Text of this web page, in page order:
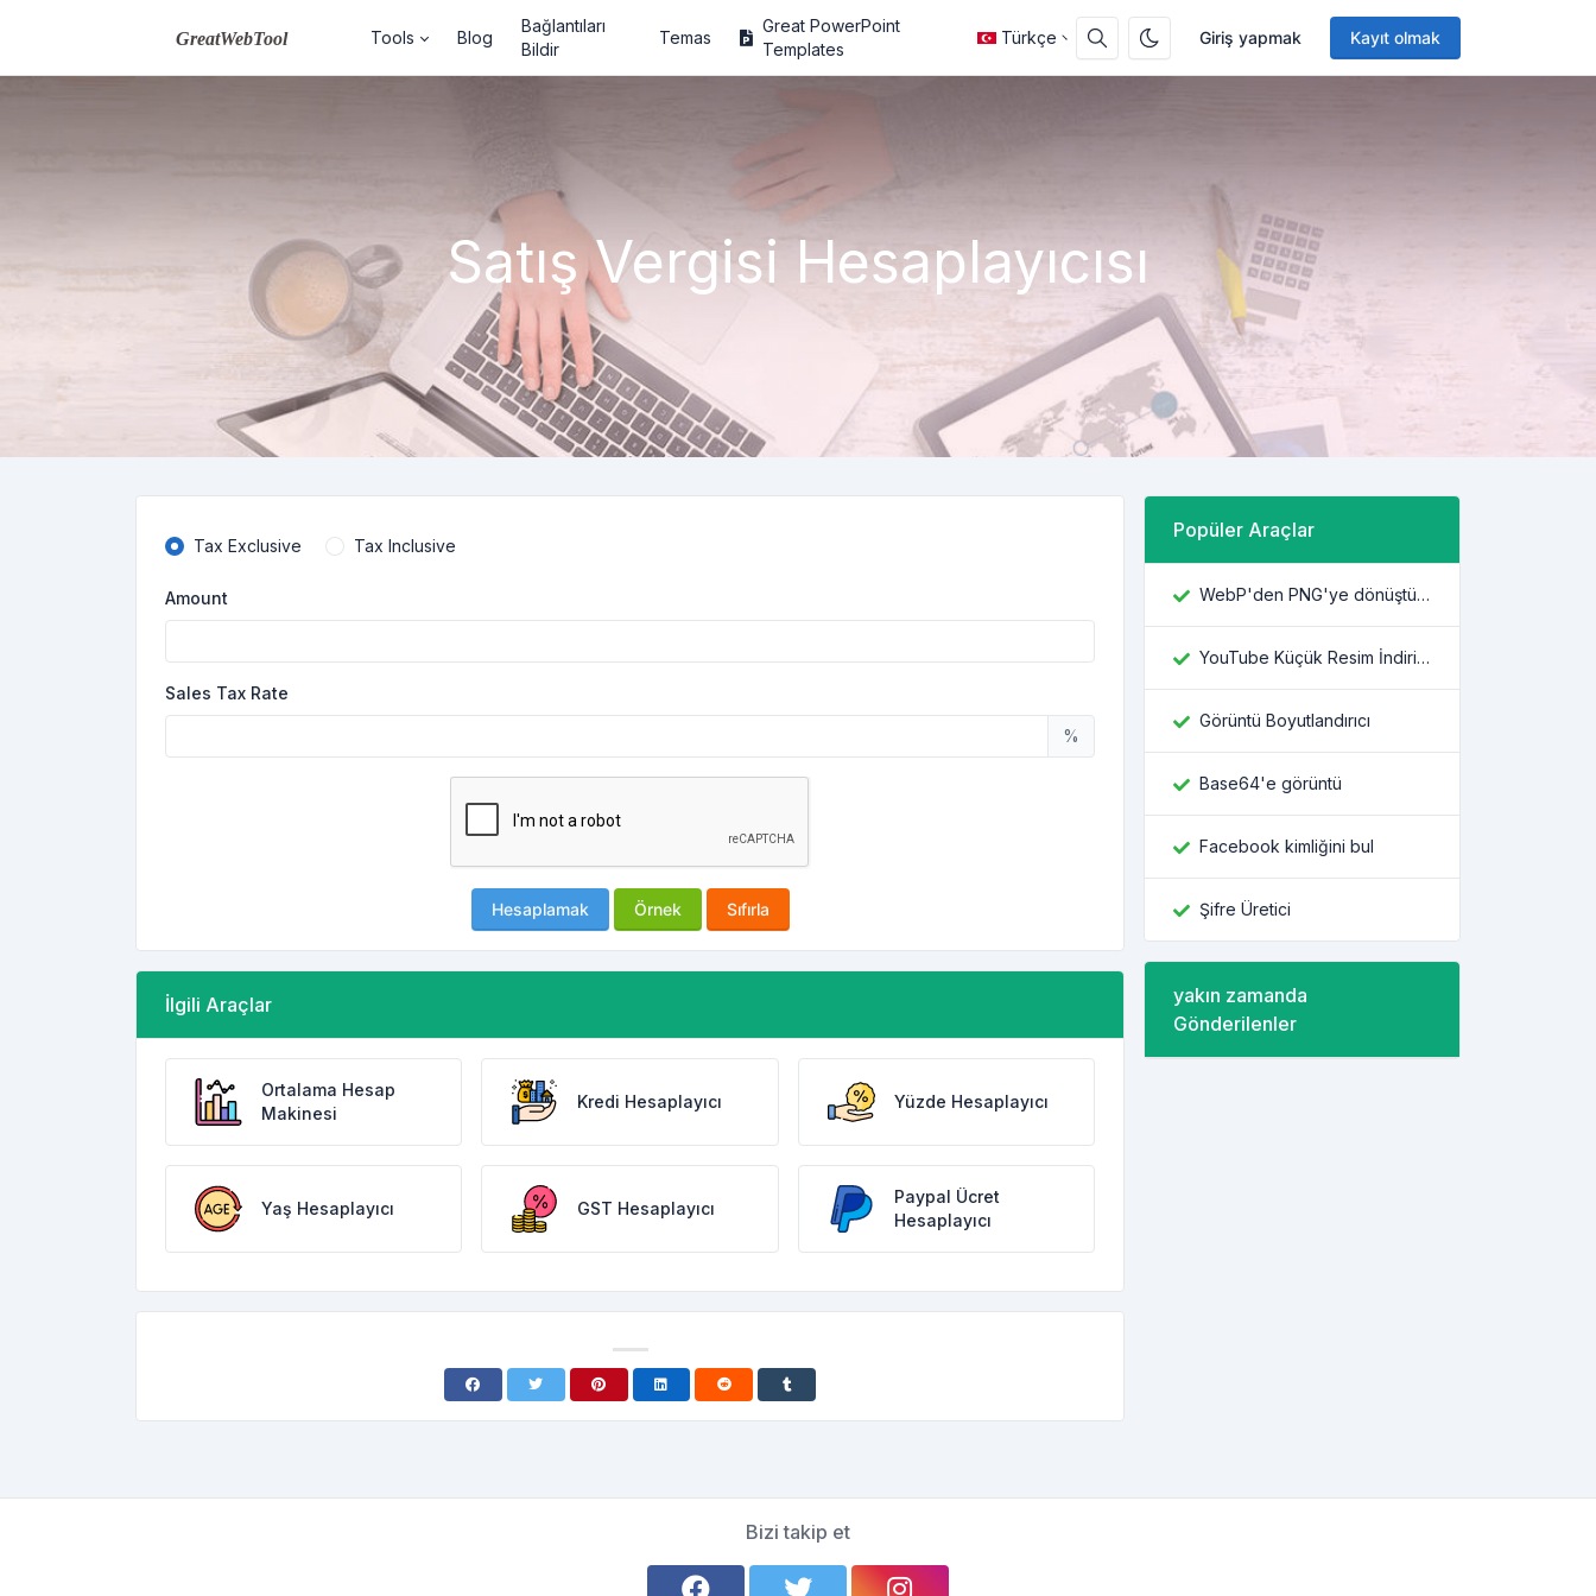
Giriş yapmak Kayıt olmak
Tools Blog
Bağlantıları
Bildir
Temas
Great PowerPoint
Templates
Türkçe
Satış Vergisi Hesaplayıcısı
Tax Exclusive Tax Inclusive
Amount
Sales Tax Rate
%
Hesaplamak Örnek Sıfırla
İlgili Araçlar
Ortalama Hesap
Makinesi
Kredi Hesaplayıcı Yüzde Hesaplayıcı
Yaş Hesaplayıcı GST Hesaplayıcı
Paypal Ücret
Hesaplayıcı
Popüler Araçlar
WebP'den PNG'ye dönüştürücü
YouTube Küçük Resim İndiricisi
Görüntü Boyutlandırıcı
Base64'e görüntü
Facebook kimliğini bul
Şifre Üretici
yakın zamanda
Gönderilenler
Bizi takip et